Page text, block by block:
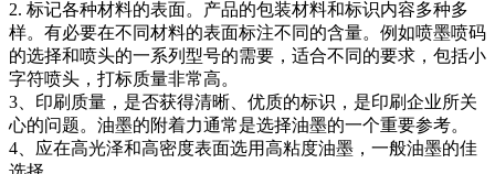
2. 标记各种材料的表面。产品的包装材料和标识内容多种多
样。有必要在不同材料的表面标注不同的含量。例如喷墨喷码
的选择和喷头的一系列型号的需要，适合不同的要求，包括小
字符喷头，打标质量非常高。
3、印刷质量，是否获得清晰、优质的标识，是印刷企业所关
心的问题。油墨的附着力通常是选择油墨的一个重要参考。
4、应在高光泽和高密度表面选用高粘度油墨，一般油墨的佳